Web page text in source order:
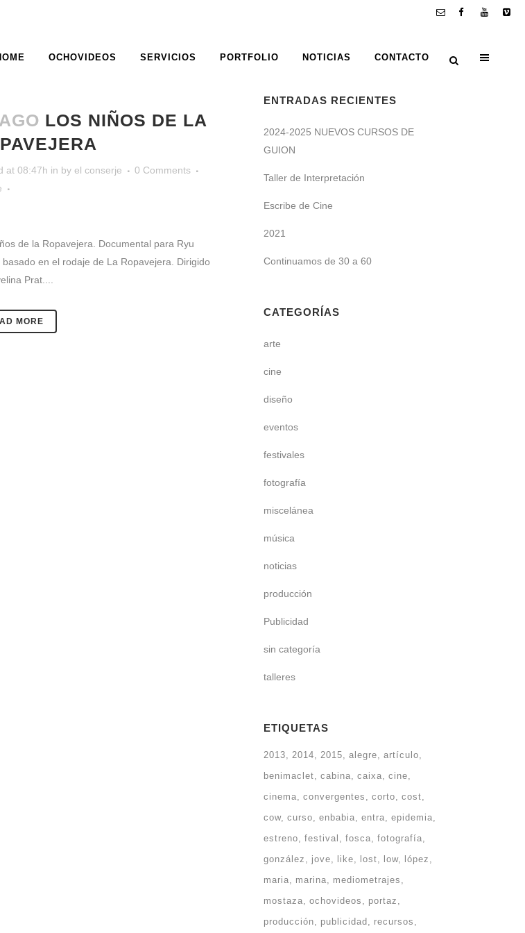
OCHOVIDEOS SERVICIOS PORTFOLIO NOTICIAS CONTACTO
ARCHIVE
LOS NIÑOS DE LA
at 08:47h in by el conserje
0 Comments
de la Ropavejera. Documental para Ryu
basado en el rodaje de La Ropavejera. Dirigido
Prat....
MORE
ENTRADAS RECIENTES
2024-2025 NUEVOS CURSOS DE
GUION
Taller de Interpretación
Escribe de Cine
2021
Continuamos de 30 a 60
CATEGORÍAS
arte
cine
diseño
eventos
festivales
fotografía
miscelánea
música
noticias
producción
Publicidad
sin categoría
talleres
ETIQUETAS
2013 2014 2015 alegre
artículo
benimaclet
cabina caixa
cine
cinema
convergentes corto
cost
cow curso enbabia entra
epidemia
estreno
festival fosca
fotografía
gonzález
jove like lost low
lópez
maria
marina
mediometrajes
mostaza
ochovideos
portaz
producción
publicidad recursos